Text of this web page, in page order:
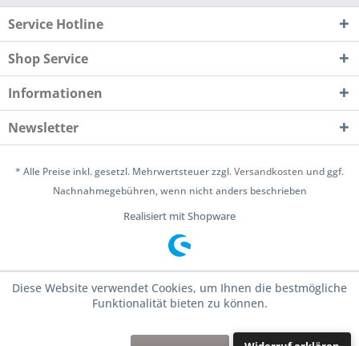
Service Hotline
Shop Service
Informationen
Newsletter
* Alle Preise inkl. gesetzl. Mehrwertsteuer zzgl.Versandkosten und ggf.
Nachnahmegebühren, wenn nicht anders beschrieben
Realisiert mit Shopware
Diese Website verwendet Cookies, um Ihnen die bestmögliche
Funktionalität bieten zu können.